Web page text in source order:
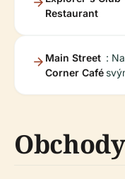
Restaurant
Main Street
Corner Café
:
Obchody